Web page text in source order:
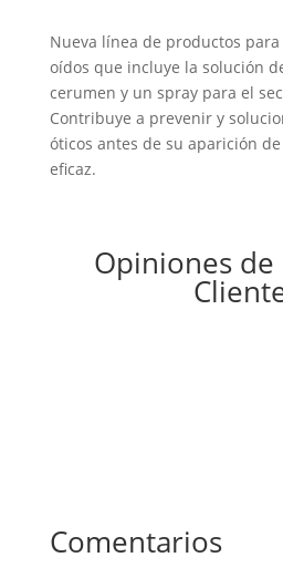
Nueva línea de productos
oídos que incluye la solución
cerumen y un spray para el
Contribuye a prevenir y
óticos antes de su aparición
eficaz.
Opiniones
Comentarios